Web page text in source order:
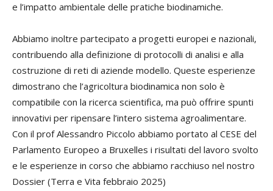
e l’impatto ambientale delle pratiche biodinamiche.
Abbiamo inoltre partecipato a progetti europei e nazionali,
contribuendo alla definizione di protocolli di analisi e alla
costruzione di reti di aziende modello. Queste esperienze
dimostrano che l’agricoltura biodinamica non solo è
compatibile con la ricerca scientifica, ma può offrire spunti
innovativi per ripensare l’intero sistema agroalimentare.
Con il prof Alessandro Piccolo abbiamo portato al CESE del
Parlamento Europeo a Bruxelles i risultati del lavoro svolto
e le esperienze in corso che abbiamo racchiuso nel nostro
Dossier (Terra e Vita febbraio 2025)